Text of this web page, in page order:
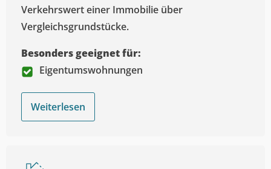
Verkehrswert einer Immobilie über
Vergleichsgrundstücke.
Besonders geeignet für:
Eigentumswohnungen
Weiterlesen